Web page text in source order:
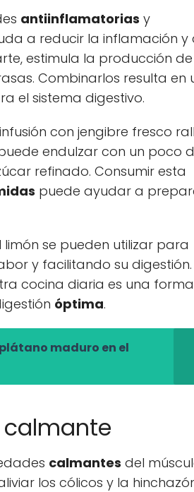
antiinflamatorias y
a reducir la inflamación y
estimula la producción de
Combinarlos resulta en
el sistema digestivo.
con jengibre fresco
endulzar con un poco
refinado. Consumir esta
puede ayudar a
se pueden utilizar para
y facilitando su digestión.
cocina diaria es una forma
óptima.
maduro en el
calmante
calmantes del
los cólicos y la